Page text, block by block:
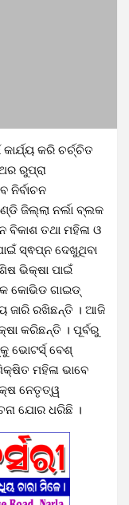
କାର୍ଯ୍ୟ କରି ଚର୍ଚ୍ଚିତ
ରୁପ୍ରା
ନିର୍ବାଚନ
ଜିଲ୍ଲା ନର୍ଲା ବ୍ଲକ
ବିକାଶ ତଥା ମହିଳା ଓ
ସ୍ଵପ୍ନ ଦେଖୁଥିବା
ଭିକ୍ଷା ପାଇଁ
କୋଭିଡ ଗାଇଡ୍
ଜାରି ରଖିଛନ୍ତି । ଆଜି
କରିଛନ୍ତି । ପୂର୍ବରୁ
ଭୋଟର୍ସ୍ ବେଶ୍
ମହିଳା ଭାବେ
ନେତୃତ୍ୱ
ଯୋର ଧରିଛି ।